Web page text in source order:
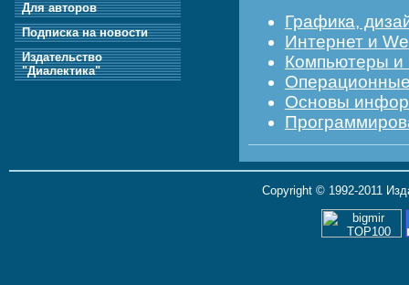
Для авторов
Подписка на новости
Издательство
"Диалектика"
Графика,
Интернет и
Компьютеры и
Основы
Copyright © 1992-2011